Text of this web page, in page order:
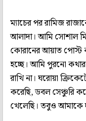
ম্যাচের পর রামিজ
আলাদা। আমি সোশাল
কোরানের আয়াত পোস্ট
হচ্ছে। আমি পুরনো
রাখি না। ঘরোয়া
করেছি, ডবল সেঞ্চুরি
খেলেছি। তবুও আমাকে